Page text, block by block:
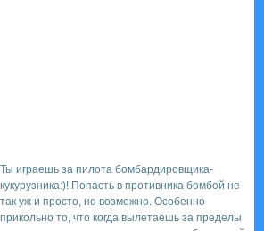
Ты играешь за пилота бомбардировщика-
кукурузника:)! Попасть в противника бомбой не
так уж и просто, но возможно. Особенно
прикольно то, что когда вылетаешь за пределы